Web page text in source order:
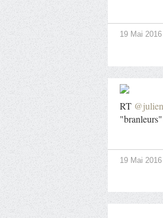
19 Mai 2016
RT
19 Mai 2016